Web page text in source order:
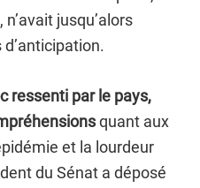
jusqu’alors
ressenti par le pays,
quant aux
et la lourdeur
du Sénat a déposé